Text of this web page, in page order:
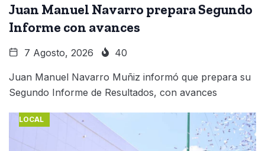
Juan Manuel Navarro prepara Segundo
Informe con avances
7 Agosto, 2026 40
Juan Manuel Navarro Muñiz informó que prepara su
Segundo Informe de Resultados, con avances
LOCAL